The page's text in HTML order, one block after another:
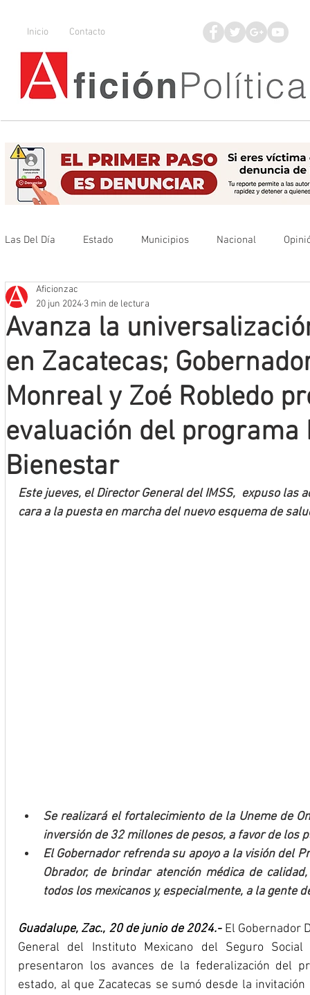
Inicio Contacto
Las Del Día Estado Municipios Nacional
Que no se olvide
Mineros LNBP
Avanza la
en Zacatecas;
Monreal y Zoé Robledo
evaluación del programa
Bienestar
Aficionzac
20 jun 2024 3 min de lectura
Este jueves, el Director General del IMSS,  expuso las
cara a la puesta en marcha del nuevo esquema de
Se realizará el fortalecimiento de la Uneme de
inversión de 32 millones de pesos, a favor de los
El Gobernador refrenda su apoyo a la visión del
Obrador, de brindar atención médica de
todos los mexicanos y, especialmente, a la gente
Guadalupe, Zac., 20 de junio de 2024.- El Gobernador
General del Instituto Mexicano del Seguro Social
presentaron los avances de la federalización del
estado, al que Zacatecas se sumó desde la